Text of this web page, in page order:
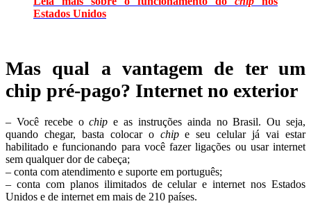
Estados Unidos
Mas qual a vantagem de ter um
chip pré-pago? Internet no exterior
– Você recebe ochip e as instruções ainda no Brasil. Ou seja,
quando chegar, basta colocar o chipe seu celular já vai estar
habilitado e funcionando para você fazer ligações ou usar internet
sem qualquer dor de cabeça;
– conta com atendimento e suporte em português;
– conta com planos ilimitados de celular e internet nos Estados
Unidos e de internet em mais de 210 países.